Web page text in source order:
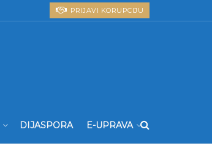
PRIJAVI KORUPCIJU
DIJASPORA E-UPRAVA